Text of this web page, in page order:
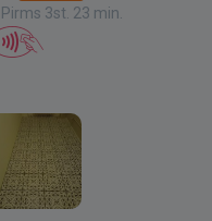
3st. 23 min.